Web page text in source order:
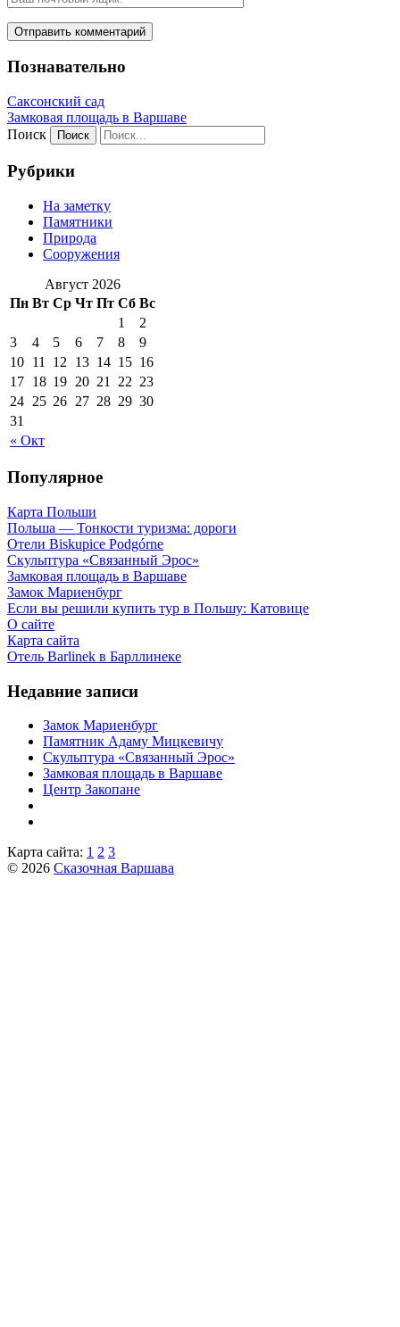
Познавательно
Саксонский сад
Замковая площадь в Варшаве
Поиск
Рубрики
На заметку
Памятники
Природа
Сооружения
Август 2026
Пн Вт Ср Чт Пт Сб Вс
« Окт
1
2
3
4 5 6 7 8
9
10 11 12 13 14 15 16
17 18 19 20 21 22 23
24 25 26 27 28 29 30
31
Популярное
Карта Польши
Польша — Тонкости туризма: дороги
Отели Biskupice Podgórne
Скульптура «Связанный Эрос»
Замковая площадь в Варшаве
Замок Мариенбург
Если вы решили купить тур в Польшу: Катовице
О сайте
Карта сайта
Отель Barlinek в Барллинеке
Недавние записи
Замок Мариенбург
Памятник Адаму Мицкевичу
Скульптура «Связанный Эрос»
Замковая площадь в Варшаве
Центр Закопане
Карта сайта: 1 2 3
© 2026 Сказочная Варшава